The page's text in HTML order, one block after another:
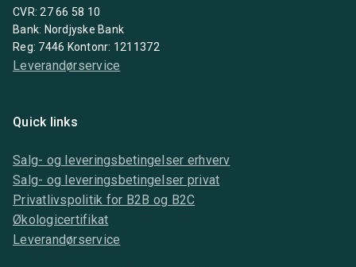
CVR: 27 66 58 10
Bank: Nordjyske Bank
Reg: 7446 Kontonr: 1211372
Leverandørservice
Quick links
Salg- og leveringsbetingelser erhverv
Salg- og leveringsbetingelser privat
Privatlivspolitik for B2B og B2C
Økologicertifikat
Leverandørservice